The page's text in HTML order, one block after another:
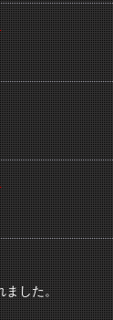
ました。